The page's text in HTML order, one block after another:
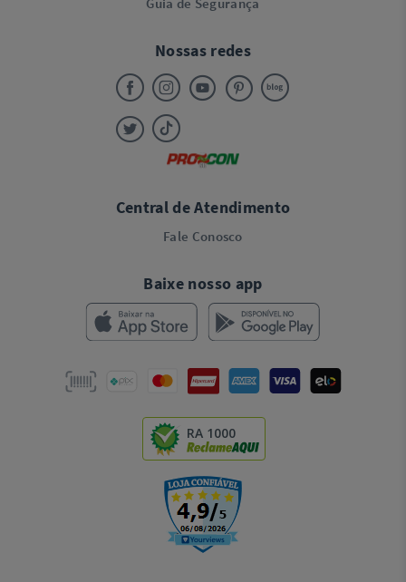
Nossas redes
Central de Atendimento
Fale Conosco
Baixe nosso app
RA 1000